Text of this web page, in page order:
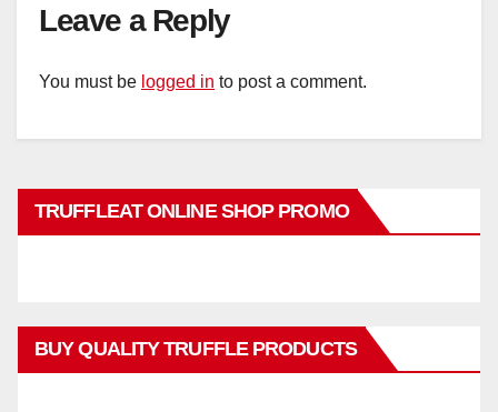
Leave a Reply
You must be logged in to post a comment.
TRUFFLEAT ONLINE SHOP PROMO
BUY QUALITY TRUFFLE PRODUCTS